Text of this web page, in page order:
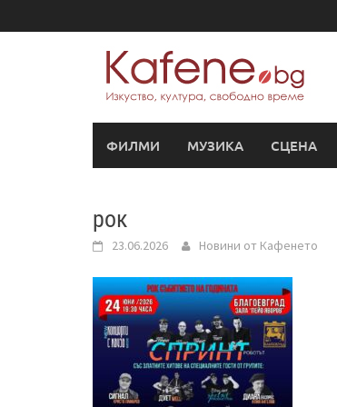
to
ФИЛМИ МУЗИКА СЦЕНА
рок
23.06.2026 Новини от Кафенето